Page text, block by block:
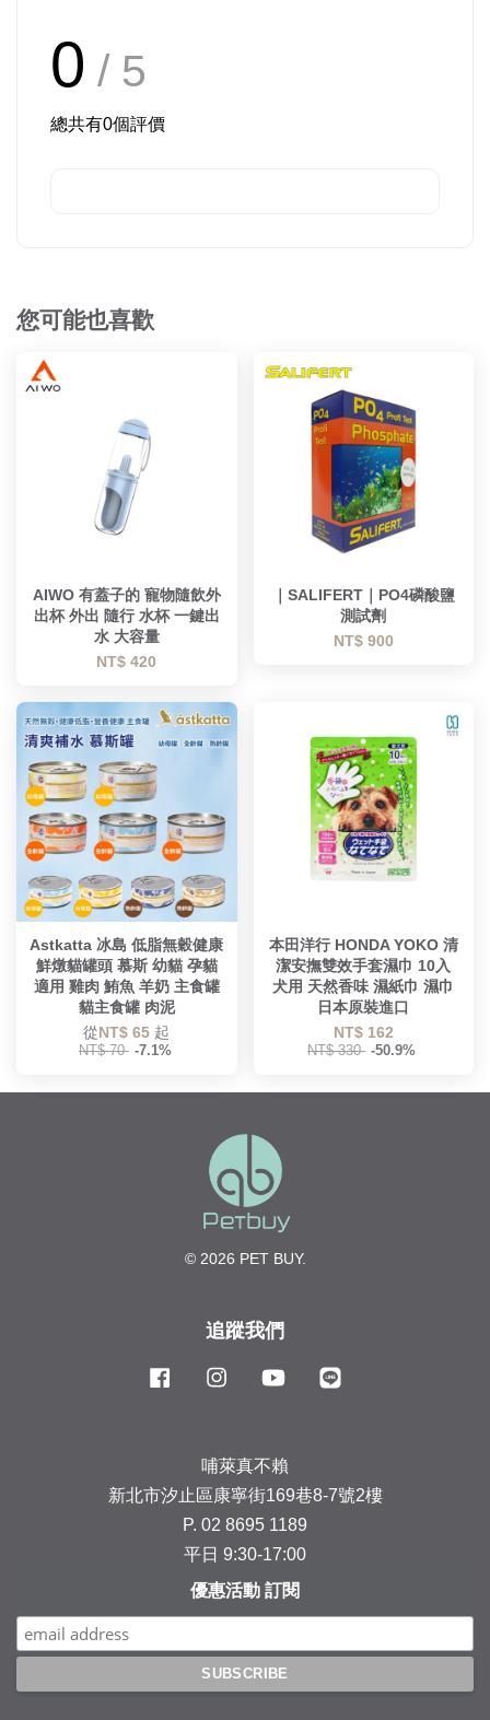
0 / 5
總共有0個評價
您可能也喜歡
AIWO 有蓋子的 寵物隨飲外
出杯 外出 隨行 水杯 一鍵出
水 大容量
NT$ 420
｜SALIFERT｜PO4磷酸鹽
測試劑
NT$ 900
Astkatta 冰島 低脂無穀健康
鮮燉貓罐頭 慕斯 幼貓 孕貓
適用 雞肉 鮪魚 羊奶 主食罐
貓主食罐 肉泥
從NT$ 65 起
NT$ 70 -7.1%
本田洋行 HONDA YOKO 清
潔安撫雙效手套濕巾 10入
犬用 天然香味 濕紙巾 濕巾
日本原裝進口
NT$ 162
NT$ 330 -50.9%
© 2026 PET BUY.
追蹤我們
Facebook Instagram YouTube
哺萊真不賴
新北市汐止區康寧街169巷8-7號2樓
P. 02 8695 1189
平日 9:30-17:00
優惠活動 訂閱